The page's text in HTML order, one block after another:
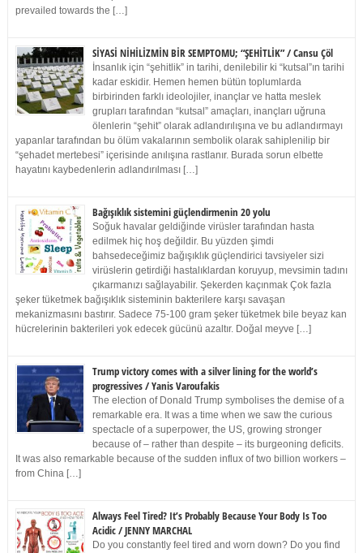
prevailed towards the […]
SİYASİ NİHİLİZMİN BİR SEMPTOMU; “ŞEHİTLİK” / Cansu Çöl
İnsanlık için “şehitlik” in tarihi, denilebilir ki “kutsal”ın tarihi
kadar eskidir. Hemen hemen bütün toplumlarda
birbirinden farklı ideolojiler, inançlar ve hatta meslek
grupları tarafından “kutsal” amaçları, inançları uğruna
ölenlerin “şehit” olarak adlandırılışına ve bu adlandırmayı
yapanlar tarafından bu ölüm vakalarının sembolik olarak sahiplenilip bir
“şehadet mertebesi” içerisinde anılışına rastlanır. Burada sorun elbette
hayatını kaybedenlerin adlandırılması […]
Bağışıklık sistemini güçlendirmenin 20 yolu
Soğuk havalar geldiğinde virüsler tarafından hasta
edilmek hiç hoş değildir. Bu yüzden şimdi
bahsedeceğimiz bağışıklık güçlendirici tavsiyeler sizi
virüslerin getirdiği hastalıklardan koruyup, mevsimin tadını
çıkarmanızı sağlayabilir. Şekerden kaçınmak Çok fazla
şeker tüketmek bağışıklık sisteminin bakterilere karşı savaşan
mekanizmasını bastırır. Sadece 75-100 gram şeker tüketmek bile beyaz kan
hücrelerinin bakterileri yok edecek gücünü azaltır. Doğal meyve […]
Trump victory comes with a silver lining for the world’s
progressives / Yanis Varoufakis
The election of Donald Trump symbolises the demise of a
remarkable era. It was a time when we saw the curious
spectacle of a superpower, the US, growing stronger
because of – rather than despite – its burgeoning deficits.
It was also remarkable because of the sudden influx of two billion workers –
from China […]
Always Feel Tired? It’s Probably Because Your Body Is Too
Acidic / JENNY MARCHAL
Do you constantly feel tired and worn down? Do you find